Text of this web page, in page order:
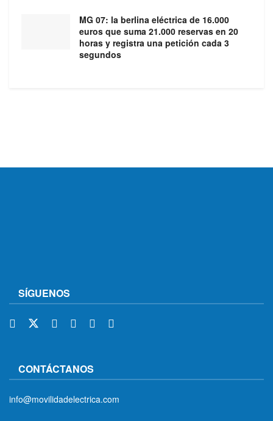
MG 07: la berlina eléctrica de 16.000
euros que suma 21.000 reservas en 20
horas y registra una petición cada 3
segundos
SÍGUENOS
CONTÁCTANOS
info@movilidadelectrica.com